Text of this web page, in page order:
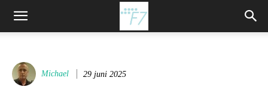
Michael 29 juni 2025